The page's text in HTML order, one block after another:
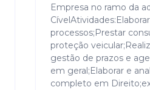
Empresa no ramo da
processos;Prestar
proteção
gestão de prazos e
em geral;Elaborar e
completo em